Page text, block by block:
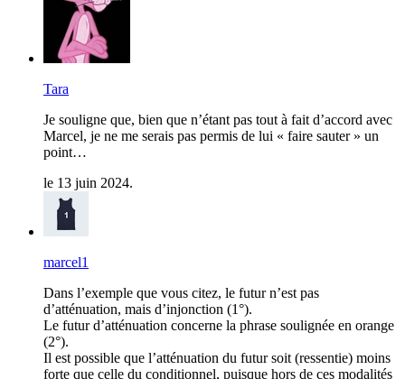
Tara
Je souligne que, bien que n’étant pas tout à fait d’accord avec
Marcel, je ne me serais pas permis de lui « faire sauter » un
point…
le 13 juin 2024.
marcel1
Dans l’exemple que vous citez, le futur n’est pas
d’atténuation, mais d’injonction (1°).
Le futur d’atténuation concerne la phrase soulignée en orange
(2°).
Il est possible que l’atténuation du futur soit (ressentie) moins
forte que celle du conditionnel, puisque hors de ces modalités